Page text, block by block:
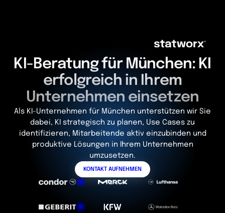
KI-Beratung für München: KI
erfolgreich in Ihrem
Unternehmen einsetzen
Als KI-Unternehmen für München unterstützen wir Sie
dabei, KI strategisch zu planen, Use Cases zu
identifizieren, Mitarbeitende aktiv einzubinden und
produktive Lösungen in Ihrem Unternehmen
umzusetzen.
KONTAKT AUFNEHMEN